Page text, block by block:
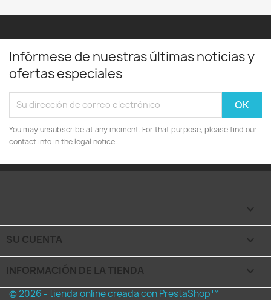
Infórmese de nuestras últimas noticias y
ofertas especiales
You may unsubscribe at any moment. For that purpose, please find our
contact info in the legal notice.

SU CUENTA 
INFORMACIÓN DE LA TIENDA keyboard_arrow_down
© 2026 - tienda online creada con PrestaShop™